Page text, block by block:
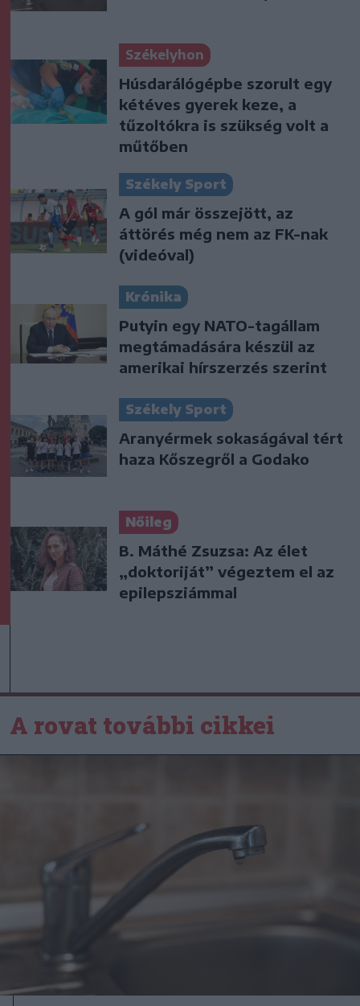
Székelyhon
Húsdarálógépbe szorult egy
kétéves gyerek keze, a
tűzoltókra is szükség volt a
műtőben
Székely Sport
A gól már összejött, az
áttörés még nem az FK-nak
(videóval)
Krónika
Putyin egy NATO-tagállam
megtámadására készül az
amerikai hírszerzés szerint
Székely Sport
Aranyérmek sokaságával tért
haza Kőszegről a Godako
Nőileg
B. Máthé Zsuzsa: Az élet
„doktoriját” végeztem el az
epilepsziámmal
A rovat további cikkei